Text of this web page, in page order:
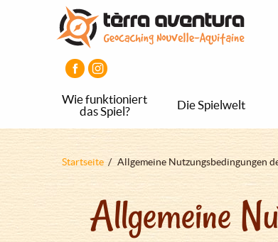
Wie funktioniert
das Spiel?
Die Spielwelt
Pfadnavigation
Startseite Allgemeine Nutzungsbedingungen
Allgemeine